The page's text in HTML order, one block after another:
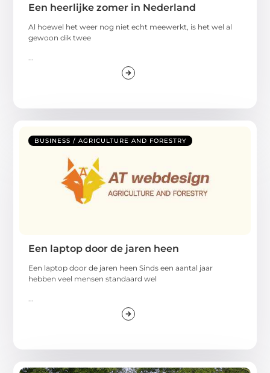
Een heerlijke zomer in Nederland
Al hoewel het weer nog niet echt meewerkt, is het wel al
gewoon dik twee
BUSINESS / AGRICULTURE AND FORESTRY
Een laptop door de jaren heen
Een laptop door de jaren heen Sinds een aantal jaar
hebben veel mensen standaard wel